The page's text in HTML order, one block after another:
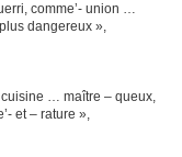
comme’- union …
dangereux »,
… maître – queux,
et – rature »,